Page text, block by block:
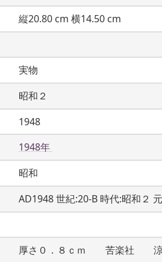
縦20.80 cm 横14.50 cm
実物
昭和２
1948
1948年
昭和
AD1948 世紀:20-B 時代:昭和２
厚さ０．８ｃｍ　　苦楽社　　